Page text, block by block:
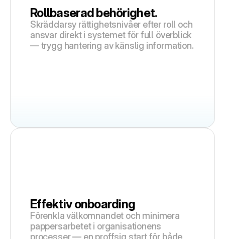
Rollbaserad behörighet.
Skräddarsy rättighetsnivåer efter roll och
ansvar direkt i systemet för full överblick
— trygg hantering av känslig information.
Effektiv onboarding
Förenkla välkomnandet och minimera
pappersarbetet i organisationens
processer — en proffsig start för både